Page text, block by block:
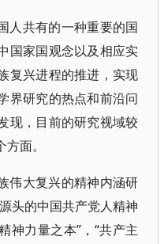
人共有的一种重要的国
国家国观念以及相应实
复兴进程的推进，实现
界研究的热点和前沿问
现，目前的研究视域较
面。
伟大复兴的精神内涵研
头的中国共产党人精神
神力量之本”，“共产主